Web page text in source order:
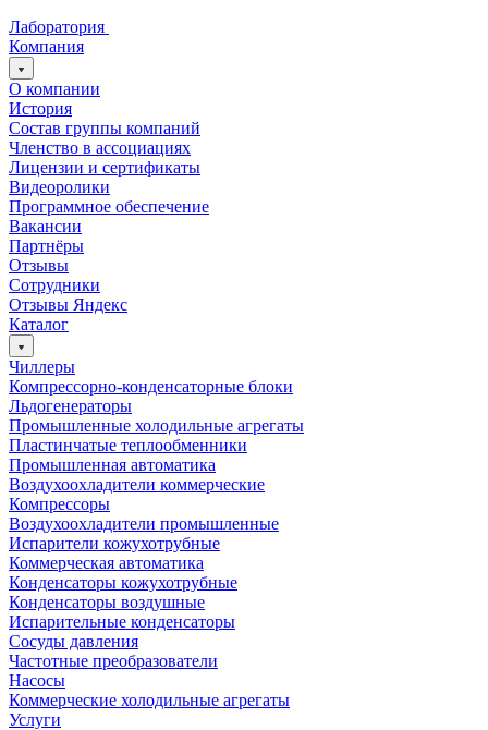
Лаборатория
Компания
О компании
История
Состав группы компаний
Членство в ассоциациях
Лицензии и сертификаты
Видеоролики
Программное обеспечение
Вакансии
Партнёры
Отзывы
Сотрудники
Отзывы Яндекс
Каталог
Чиллеры
Компрессорно-конденсаторные блоки
Льдогенераторы
Промышленные холодильные агрегаты
Пластинчатые теплообменники
Промышленная автоматика
Воздухоохладители коммерческие
Компрессоры
Воздухоохладители промышленные
Испарители кожухотрубные
Коммерческая автоматика
Конденсаторы кожухотрубные
Конденсаторы воздушные
Испарительные конденсаторы
Сосуды давления
Частотные преобразователи
Насосы
Коммерческие холодильные агрегаты
Услуги